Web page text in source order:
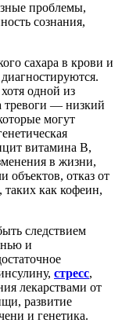
проблемы,
сознания,
сахара в крови и
одной из
тревоги — низкий
могут
витамина В,
в жизни,
объектов, отказ от
таких как кофеин,
следствием
и
стресс,
лекарствами от
развитие
и генетика.